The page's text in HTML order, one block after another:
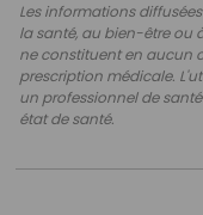
Les informations
la santé, au bien-être ou
ne constituent en aucun
prescription médicale.
un professionnel de
état de santé.